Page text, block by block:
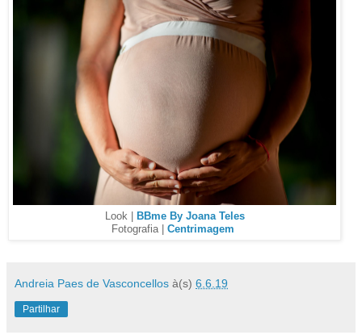
Look |
BBme By Joana Teles
Fotografia | Centrimagem
Andreia Paes de Vasconcellos à(s) 6.6.19
Partilhar